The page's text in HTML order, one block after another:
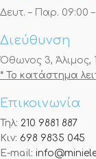
Δευτ. – Παρ. 09:00 –
Διεύθυνση
Όθωνος 3, Άλιμος,
* Το κατάστημα
Επικοινωνία
Τηλ: 210 9881 887
Κιν: 698 9835 045
E-mail: